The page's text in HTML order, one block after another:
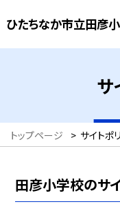
ひたちなか市立田彦
サ
トップページ > サイトポ
田彦小学校のサ